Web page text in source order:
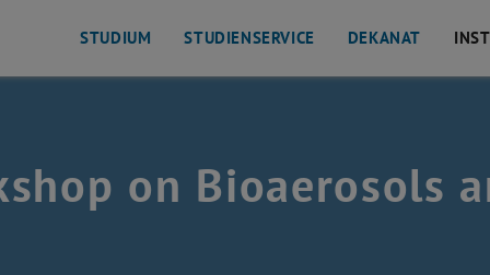
STUDIUM STUDIENSERVICE DEKANAT
on Bioaerosols